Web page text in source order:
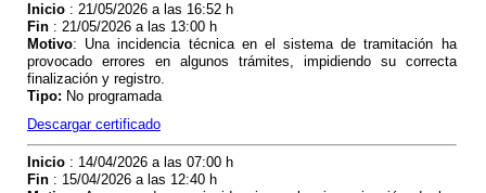
Inicio : 21/05/2026 a las 16:52 h
Fin : 21/05/2026 a las 13:00 h
Motivo: Una incidencia técnica en el sistema de tramitación ha
provocado errores en algunos trámites, impidiendo su correcta
finalización y registro.
Tipo: No programada
Descargar certificado
Inicio : 14/04/2026 a las 07:00 h
Fin : 15/04/2026 a las 12:40 h